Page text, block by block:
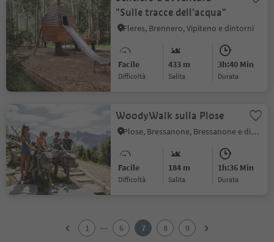
"Sulle tracce dell'acqua"
Fleres, Brennero, Vipiteno e dintorni
Facile
Difficoltà
433 m
Salita
3h:40 Min
durata
WoodyWalk sulla Plose
Plose, Bressanone, Bressanone e dintorni
Facile
Difficoltà
184 m
Salita
1h:36 Min
durata
1 ... 6 7 8
9